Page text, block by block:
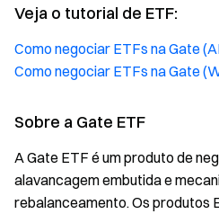
Veja o tutorial de ETF:
Como negociar ETFs na Gate
Como negociar ETFs na Gate
Sobre a Gate ETF
A Gate ETF é um produto de
alavancagem embutida e
rebalanceamento. Os produtos